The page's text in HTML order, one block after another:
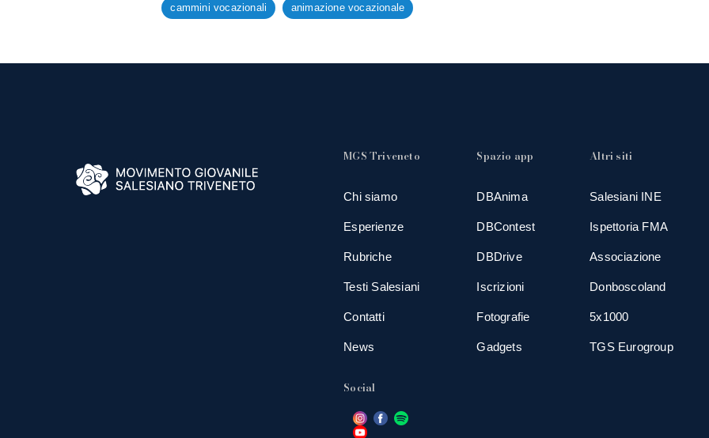
cammini vocazionali animazione vocazionale
MGS Triveneto
Chi siamo
Esperienze
Rubriche
Testi Salesiani
Contatti
News
Social
Spazio app
DBAnima
DBContest
DBDrive
Iscrizioni
Fotografie
Gadgets
Altri siti
Salesiani INE
Ispettoria FMA
Associazione
Donboscoland
5x1000
TGS Eurogroup